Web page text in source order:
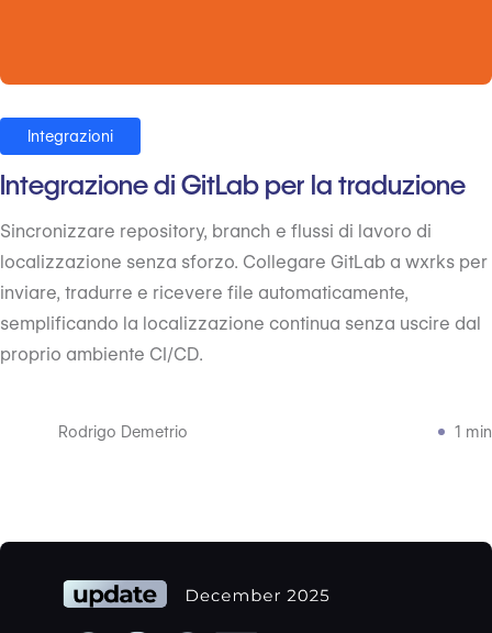
Integrazioni
Integrazione di GitLab per la traduzione
Sincronizzare repository, branch e flussi di lavoro di
localizzazione senza sforzo. Collegare GitLab a wxrks per
inviare, tradurre e ricevere file automaticamente,
semplificando la localizzazione continua senza uscire dal
proprio ambiente CI/CD.
Rodrigo Demetrio 1 min